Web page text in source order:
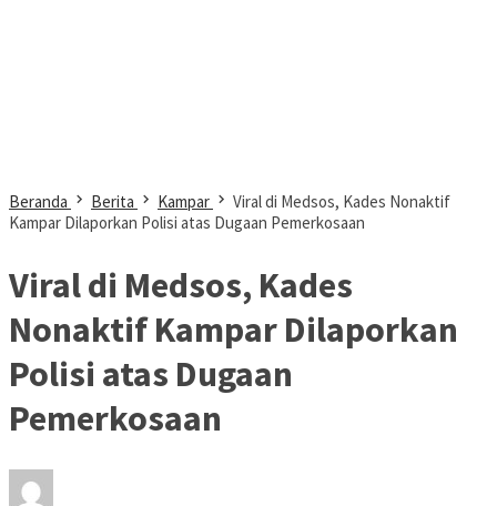
Beranda Berita Kampar
Viral di Medsos, Kades Nonaktif
Kampar Dilaporkan Polisi atas Dugaan Pemerkosaan
Viral di Medsos, Kades
Nonaktif Kampar Dilaporkan
Polisi atas Dugaan
Pemerkosaan